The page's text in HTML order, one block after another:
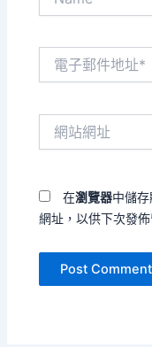
在瀏覽器中儲
網址，以供下次發佈